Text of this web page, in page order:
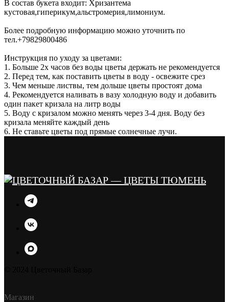
В состав букета входит: Хризантема
кустовая,гиперикум,альстромерия,лимониум.
Более подробную информацию можно уточнить по
тел.+79829800486
Инструкция по уходу за цветами:
1. Больше 2х часов без воды цветы держать не рекомендуется
2. Перед тем, как поставить цветы в воду - освежите срез
3. Чем меньше листвы, тем дольше цветы простоят дома
4. Рекомендуется наливать в вазу холодную воду и добавить
один пакет кризала на литр воды
5. Воду с кризалом можно менять через 3-4 дня. Воду без
кризала меняйте каждый день
6. Не ставьте цветы под прямые солнечные лучи.
Магазин